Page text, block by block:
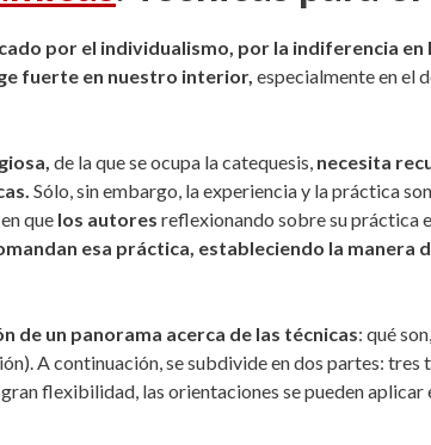
por el individualismo, por la indiferencia en
fuerte en nuestro interior, especialmente en el
de la que se ocupa la catequesis, necesita
Sólo, sin embargo, la experiencia y la práctica
que los autores reflexionando sobre su práctica
esa práctica, estableciendo la manera
de un panorama acerca de las técnicas: qué
A continuación, se subdivide en dos partes:
flexibilidad, las orientaciones se pueden